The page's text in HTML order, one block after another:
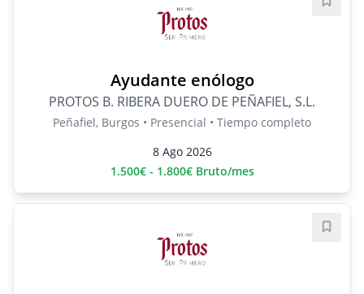
Ayudante enólogo
PROTOS B. RIBERA DUERO DE PEÑAFIEL, S.L.
Peñafiel, Burgos • Presencial • Tiempo completo
8 Ago 2026
1.500€ - 1.800€ Bruto/mes